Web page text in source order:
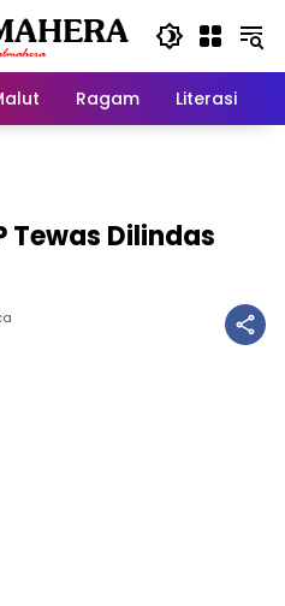
Ragam Literasi
Tewas Dilindas